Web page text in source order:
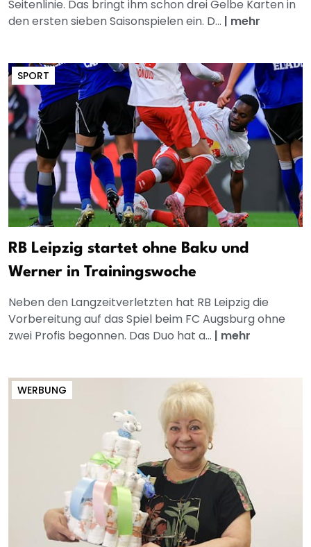
Seitenlinie. Das bringt ihm schon drei Gelbe Karten in
den ersten sieben Saisonspielen ein. D... | mehr
SPORT
RB Leipzig startet ohne Baku und
Werner in Trainingswoche
Neben den Langzeitverletzten hat RB Leipzig die
Vorbereitung auf das Spiel beim FC Augsburg ohne
zwei Profis begonnen. Das Duo hat a... | mehr
WERBUNG